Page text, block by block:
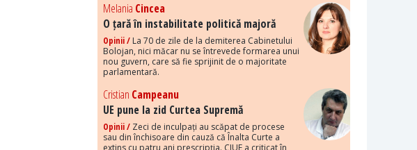
Melania Cincea
O țară în instabilitate politică majoră
Opinii / La 70 de zile de la demiterea Cabinetului
Bolojan, nici măcar nu se întrevede formarea unui
nou guvern, care să fie sprijinit de o majoritate
parlamentară.
Cristian Campeanu
UE pune la zid Curtea Supremă
Opinii / Zeci de inculpați au scăpat de procese
sau din închisoare din cauză că Înalta Curte a